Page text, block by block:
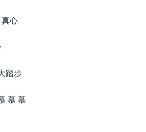
心
踏步
慕 慕